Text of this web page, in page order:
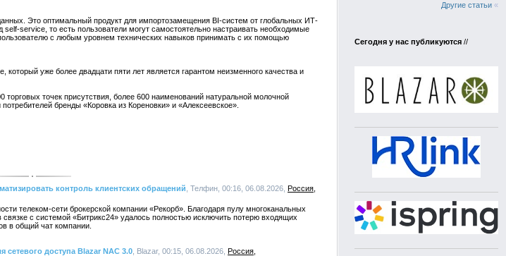
Это оптимальный продукт для импортозамещения BI-систем от глобальных ИТ-
service, то есть пользователи могут самостоятельно настраивать необходимые
с любым уровнем технических навыков принимать с их помощью
уже более двадцати пяти лет является гарантом неизменного качества и
торговых точек присутствия, более 600 наименований натуральной молочной
бренды «Коровка из Кореновки» и «Алексеевское».
контроль клиентских обращений , Телфин, 00:16, 06.08.2026, Россия
телеком-сети брокерской компании «Рекорб». Благодаря пулу многоканальных
с системой «Битрикс24» удалось полностью исключить потерю входящих
в общий чат компании.
доступа Blazar NAC 3.0 , Blazar, 00:15, 06.08.2026, Россия
Другие статьи «
Сегодня у нас публикуются //